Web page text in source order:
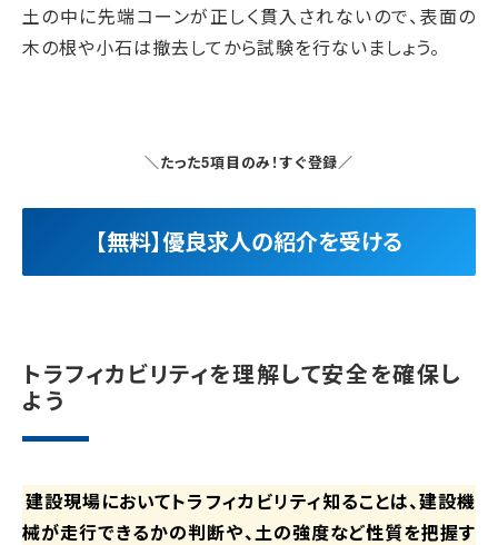
土の中に先端コーンが正しく貫入されないので、表面の
木の根や小石は撤去してから試験を行ないましょう。
＼たった5項目のみ！すぐ登録／
【無料】優良求人の紹介を受ける
トラフィカビリティを理解して安全を確保し
よう
建設現場においてトラフィカビリティ知ることは、建設機
械が走行できるかの判断や、土の強度など性質を把握す